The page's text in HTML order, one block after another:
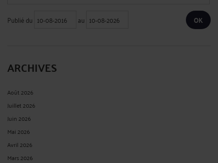
Publié du au
ARCHIVES
Août 2026
Juillet 2026
Juin 2026
Mai 2026
Avril 2026
Mars 2026